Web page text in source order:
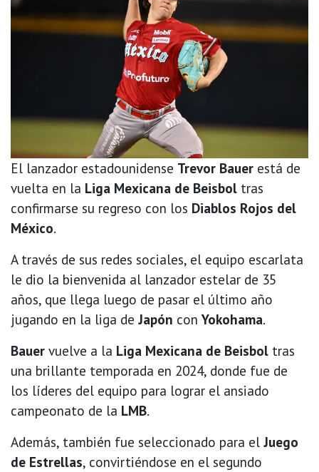
El lanzador estadounidense Trevor Bauer está de
vuelta en la Liga Mexicana de Beisbol tras
confirmarse su regreso con los Diablos Rojos del
México.
A través de sus redes sociales, el equipo escarlata
le dio la bienvenida al lanzador estelar de 35
años, que llega luego de pasar el último año
jugando en la liga de Japón conYokohama.
Bauer vuelve a la Liga Mexicana de Beisbol tras
una brillante temporada en 2024, donde fue de
los líderes del equipo para lograr el ansiado
campeonato de la LMB.
Además, también fue seleccionado para el Juego
de Estrellas, convirtiéndose en el segundo